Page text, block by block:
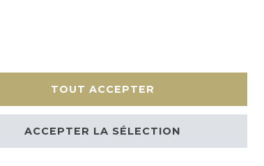
Contact
TOUT ACCEPTER
ACCEPTER LA SÉLECTION